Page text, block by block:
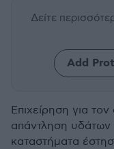
Δείτε
Add
Eπιχείρηση για
απάντληση υδάτων
καταστήματα